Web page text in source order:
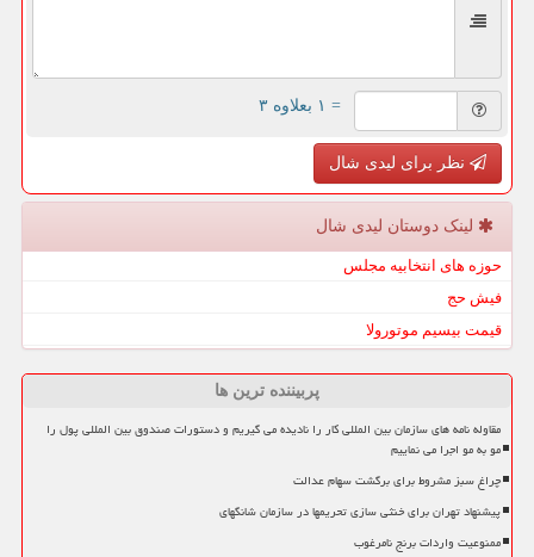
= ۱ بعلاوه ۳
نظر برای لیدی شال
لینک دوستان لیدی شال
حوزه های انتخابیه مجلس
فیش حج
قیمت بیسیم موتورولا
پربیننده ترین ها
مقاوله نامه های سازمان بین المللی کار را نادیده می گیریم و دستورات صندوق بین المللی پول را
مو به مو اجرا می نماییم
چراغ سبز مشروط برای برگشت سهام عدالت
پیشنهاد تهران برای خنثی سازی تحریمها در سازمان شانگهای
ممنوعیت واردات برنج نامرغوب